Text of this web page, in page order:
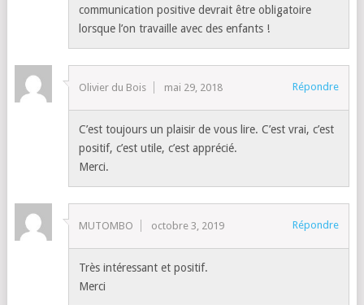
communication positive devrait être obligatoire
lorsque l’on travaille avec des enfants !
Olivier du Bois mai 29, 2018 Répondre
C’est toujours un plaisir de vous lire. C’est vrai, c’est
positif, c’est utile, c’est apprécié.
Merci.
MUTOMBO octobre 3, 2019 Répondre
Très intéressant et positif.
Merci